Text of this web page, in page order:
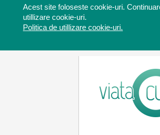
Acest site foloseste cookie-uri.
utillizare cookie-uri.
Politica de utillizare cookie-uri.